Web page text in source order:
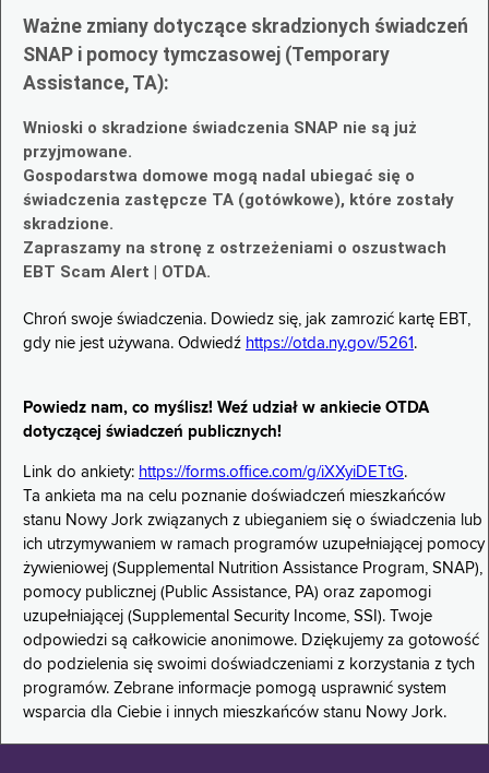
Ważne zmiany dotyczące skradzionych świadczeń
SNAP i pomocy tymczasowej (Temporary
Assistance, TA):
Wnioski o skradzione świadczenia SNAP nie są już
przyjmowane.
Gospodarstwa domowe mogą nadal ubiegać się o
świadczenia zastępcze TA (gotówkowe), które zostały
skradzione.
Zapraszamy na stronę z ostrzeżeniami o oszustwach
EBT Scam Alert | OTDA.
Chroń swoje świadczenia. Dowiedz się, jak zamrozić kartę EBT,
gdy nie jest używana. Odwiedź https://otda.ny.gov/5261 .
Powiedz nam, co myślisz! Weź udział w ankiecie OTDA
dotyczącej świadczeń publicznych!
Link do ankiety: https://forms.office.com/g/iXXyiDETtG.
Ta ankieta ma na celu poznanie doświadczeń mieszkańców
stanu Nowy Jork związanych z ubieganiem się o świadczenia lub
ich utrzymywaniem w ramach programów uzupełniającej pomocy
żywieniowej (Supplemental Nutrition Assistance Program, SNAP),
pomocy publicznej (Public Assistance, PA) oraz zapomogi
uzupełniającej (Supplemental Security Income, SSI). Twoje
odpowiedzi są całkowicie anonimowe. Dziękujemy za gotowość
do podzielenia się swoimi doświadczeniami z korzystania z tych
programów. Zebrane informacje pomogą usprawnić system
wsparcia dla Ciebie i innych mieszkańców stanu Nowy Jork.